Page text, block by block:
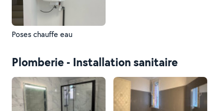
Poses chauffe eau
Plomberie - Installation sanitaire